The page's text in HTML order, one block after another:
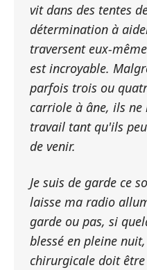
vit dans des tentes
détermination à
traversent eux-
est incroyable.
parfois trois ou
carriole à âne, ils
travail tant qu'ils
de venir.
Je suis de garde ce
laisse ma radio
garde ou pas, si
blessé en pleine
chirurgicale doit